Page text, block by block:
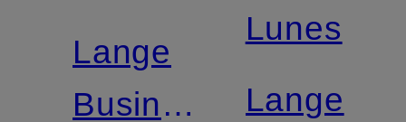
Lange
Business
Lunes
Lange